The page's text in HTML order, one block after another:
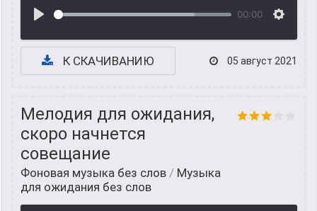
00:00
К СКАЧИВАНИЮ 05 август 2021
Мелодия для ожидания,
скоро начнется
совещание
Фоновая музыка без слов / Музыка
для ожидания без слов